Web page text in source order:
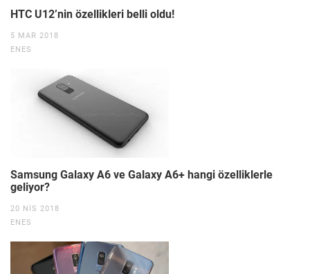
HTC U12’nin özellikleri belli oldu!
5 MAR 2018
ENES
Samsung Galaxy A6 ve Galaxy A6+ hangi özelliklerle
geliyor?
20 NIS 2018
ENES